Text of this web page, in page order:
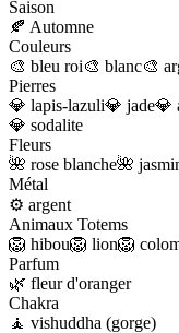
Saison
🍂 Automne
Couleurs
🎨 bleu roi🎨 blanc🎨
Pierres
💎 lapis-lazuli💎 jade💎
💎 sodalite
Fleurs
🌺 rose blanche🌺
Métal
⚙️ argent
Animaux Totems
🦁 hibou🦁 lion🦁
Parfum
🌿 fleur d'oranger
Chakra
🧘 vishuddha (gorge)